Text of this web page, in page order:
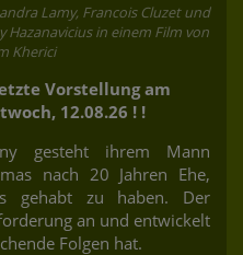
Lamy, Francois Cluzet und
Hazanavicius in einem Film von
Kherici
Vorstellung am
12.08.26 ! !
gesteht ihrem Mann
nach 20 Jahren Ehe,
gehabt zu haben. Der
an und entwickelt
Folgen hat.